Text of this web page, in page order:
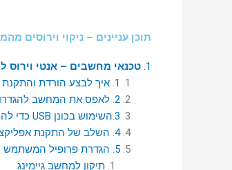
תוכן עניינים – ניקוי וירוסים
1. טכנאי מחשבים – אנטי וירוס
1. איך לבצע הורדת והתקנת אנטי וירוס לניקוי וירוס במחשב?
2. לאפס את המחשב להגדרות היצרן לכמו חדש
3.השימוש בכונן USB כדי להתקין מערכת ההפעלה מחדש
4. השלב של התקנת אפליקציות ועדכון תוכנת מנהלי ההתקנים
5. הגדרת פרופיל המשתמש וההעדפות האישיות במחשב שלי
תיקון למחשב גיימינג